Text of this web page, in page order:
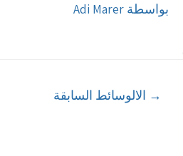
بواسطة Adi Marer
→ الالوسائط السابقة